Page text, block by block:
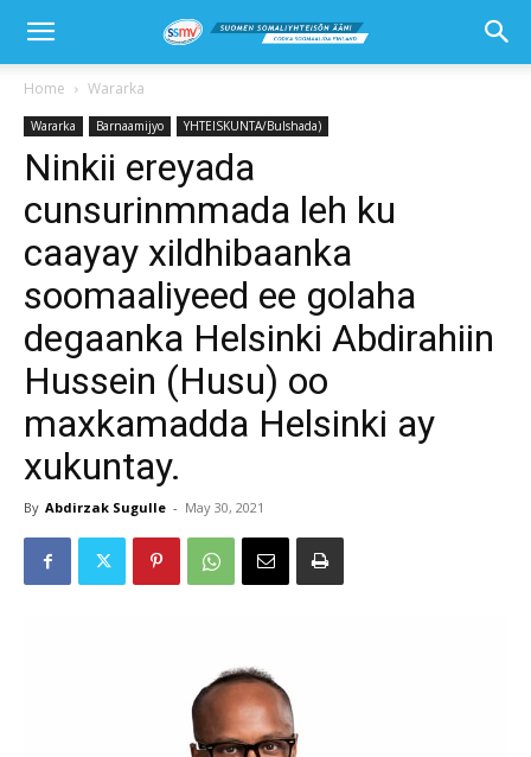
Home Wararka
Wararka Barnaamijyo YHTEISKUNTA/Bulshada)
Ninkii ereyada
cunsurinmmada leh ku
caayay xildhibaanka
soomaaliyeed ee golaha
degaanka Helsinki Abdirahiin
Hussein (Husu) oo
maxkamadda Helsinki ay
xukuntay.
By Abdirzak Sugulle - May 30, 2021